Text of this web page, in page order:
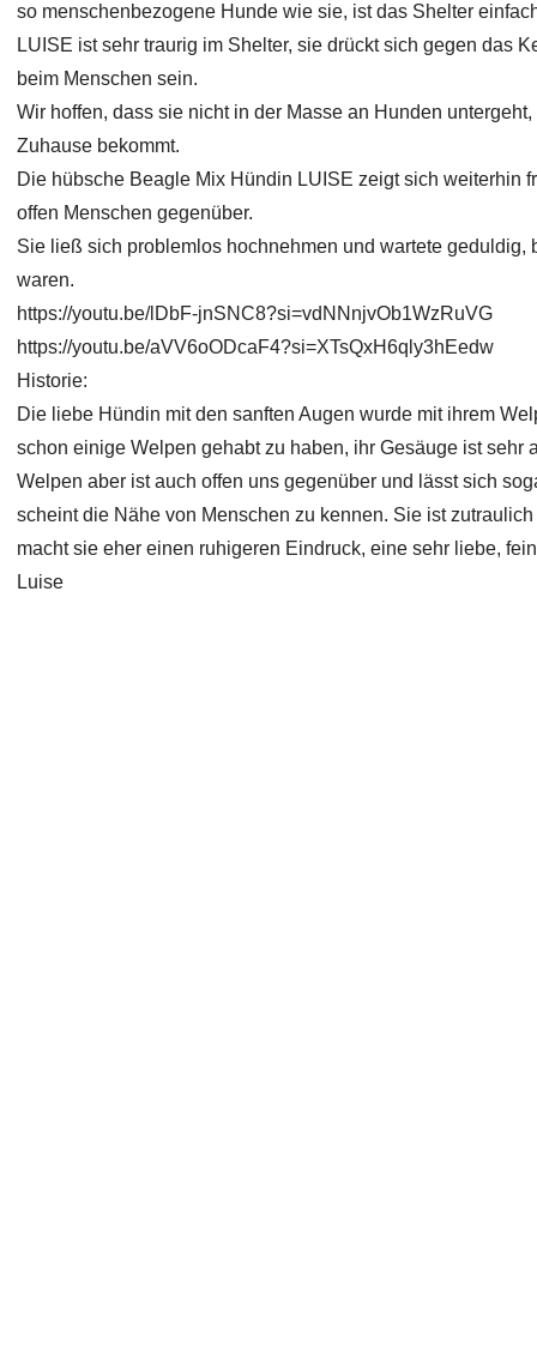
so menschenbezogene Hunde wie sie, ist das Shelter
LUISE ist sehr traurig im Shelter, sie drückt sich gegen das
beim Menschen sein.
Wir hoffen, dass sie nicht in der Masse an Hunden
Zuhause bekommt.
Die hübsche Beagle Mix Hündin LUISE zeigt sich weiterhin
offen Menschen gegenüber.
Sie ließ sich problemlos hochnehmen und wartete geduldig,
waren.
https://youtu.be/lDbF-jnSNC8?si=vdNNnjvOb1WzRuVG
https://youtu.be/aVV6oODcaF4?si=XTsQxH6qly3hEedw
Historie:
Die liebe Hündin mit den sanften Augen wurde mit ihrem
schon einige Welpen gehabt zu haben, ihr Gesäuge ist sehr
Welpen aber ist auch offen uns gegenüber und lässt sich
scheint die Nähe von Menschen zu kennen. Sie ist
macht sie eher einen ruhigeren Eindruck, eine sehr liebe,
Luise